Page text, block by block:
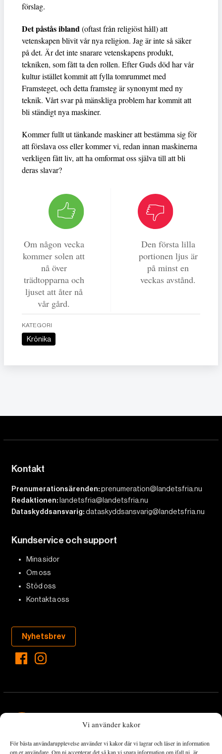
Vi använder kakor
För bästa användarupplevelse använder vi kakor där vi lagrar och läser in information
om er användare. Om ni accepterar det så kan vi spara information om ifall ni är
förslag.
Det påstås ibland (oftast från religiöst håll) att
vetenskapen blivit vår nya religion. Jag är inte så säker
på det. Är det inte snarare vetenskapens produkt,
tekniken, som fått ta den rollen. Efter Guds död har vår
kultur istället kommit att fylla tomrummet med
Framsteget, och detta framsteg är synonymt med ny
teknik. Vårt svar på mänskliga problem har kommit att
bli ständigt nya maskiner.
Kommer fullt ut tänkande maskiner att bestämma sig för
att förslava oss eller kommer vi, redan innan maskinerna
verkligen fått liv, att ha omformat oss själva till att bli
deras slavar?
Om någon vecka
kommer solen att
nå över
trädtopparna och
ljuset att åter nå
vår gård.
Den första lilla
portionen ljus är
på minst en
veckas avstånd.
KATEGORI
Krönika
Kontakt
Prenumerationsärenden:prenumeration@landetsfria.nu
Redaktionen: landetsfria@landetsfria.nu
Dataskyddsansvarig:dataskyddsansvarig@landetsfria.nu
Kundservice och support
Mina sidor
Om oss
Stöd oss
Kontakta oss
Nyhetsbrev
Landets Fria Tidning är en nyhetstidning med bred bevakning av